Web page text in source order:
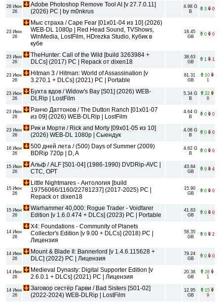
28 Июн
26
Adobe Photoshop Remove Tool AI [v 27.7.0.11]
(2026) PC | by m0nkrus
4.98 G
B
3 0
23 Июн
26
Мыс страха / Cape Fear [01x01-04 из 10] (2026)
WEB-DL 1080p | Red Head Sound, TVShows,
WinMedia, LostFilm, HDrezka Studio, Кубик в
кубе
18.45
GB
0 0
23 Июн
26
TheHunter: Call of the Wild [build 3263984 +
DLCs] (2017) PC | Repack от dixen18
38.63
GB
1 1
23 Июн
26
Hitman 3 / Hitman: World of Assassination [v
3.270.1 + DLCs] (2021) PC | Portable
81.31
GB
10
1
23 Июн
26
Бухта вдов / Widow's Bay [S01] (2026) WEB-
DLRip | LostFilm
5.34 G
B
22
8
23 Июн
26
Ранчо Даттонов / The Dutton Ranch [01x01-07
из 09] (2026) WEB-DLRip | LostFilm
4.64 G
B
0 0
23 Июн
26
Рик и Морти / Rick and Morty [09x01-05 из 10]
(2026) WEB-DL 1080p | Сыендук
4.08 G
B
0 0
16 Июн
26
500 дней лета / (500) Days of Summer (2009)
BDRip 720p | D, A
4.62 G
B
0 0
15 Июн
26
Альф / ALF [S01-04] (1986-1990) DVDRip-AVC |
СТС, ОРТ
43.84
GB
9 4
15 Июн
26
Little Nightmares - Антология [build
19756066/1160/22781237] (2017-2025) PC |
Repack от dixen18
15.90
GB
6 0
15 Июн
26
Warhammer 40,000: Rogue Trader - Voidfarer
Edition [v 1.6.0.474 + DLCs] (2023) PC | Portable
41.83
GB
0 0
14 Июн
26
X4: Foundations - Community of Planets
Collector's Edition [v 9.00 + DLCs] (2018) PC |
Лицензия
58.35
GB
6 2
14 Июн
26
Mount & Blade II: Bannerlord [v 1.4.6.115628 +
DLC] (2022) PC | Лицензия
79.24
GB
0 0
14 Июн
26
Medieval Dynasty: Digital Supporter Edition [v
2.6.0.1 + DLCs] (2021) PC | Лицензия
20.38
GB
28
1
14 Июн
26
Заговор сестёр Гарви / Bad Sisters [S01-02]
(2022-2024) WEB-DLRip | LostFilm
12.95
GB
15
9